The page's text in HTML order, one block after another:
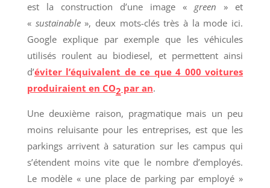
est la construction d’une image «green » et
« sustainable», deux mots-clés très à la mode ici.
Google explique par exemple que les véhicules
utilisés roulent au biodiesel, et permettent ainsi
d’éviter l’équivalent de ce que 4 000 voitures
produiraient en CO2 par an. ­­­
Une deuxième raison, pragmatique mais un peu
moins reluisante pour les entreprises, est que les
parkings arrivent à saturation sur les campus qui
s’étendent moins vite que le nombre d’employés.
Le modèle « une place de parking par employé »